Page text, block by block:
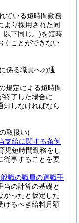
ている短時間勤務
より採用された同
以下同じ。)を短時
くことができない
係る職員への通
規定による短時間
終了した場合に
知しなければなら
取扱い)
支給に関する条例
児短時間勤務をし
従事することを要
職の職員の退職手
当の計算の基礎と
かったと仮定した
けるべき給料月額